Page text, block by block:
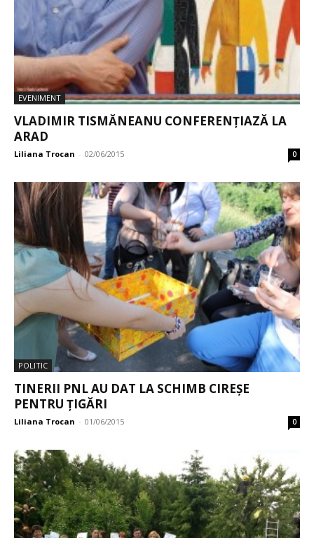
EVENIMENT
VLADIMIR TISMĂNEANU CONFERENȚIAZĂ LA
ARAD
Liliana Trocan - 02/06/2015 0
POLITIC
TINERII PNL AU DAT LA SCHIMB CIREȘE
PENTRU ȚIGĂRI
Liliana Trocan - 01/06/2015 0